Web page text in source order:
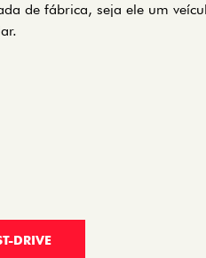
de fábrica, seja ele um
DRIVE